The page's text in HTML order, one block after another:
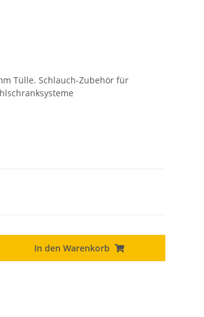
Tülle. Schlauch-Zubehör für
In den Warenkorb